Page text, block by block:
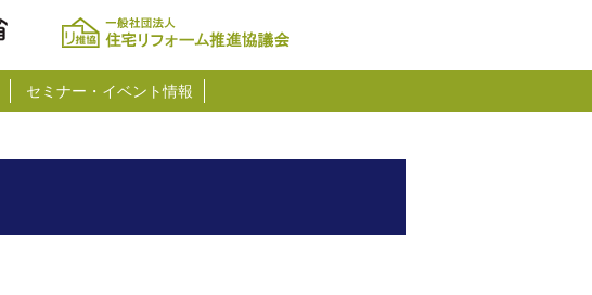
セミナー・イベント情報